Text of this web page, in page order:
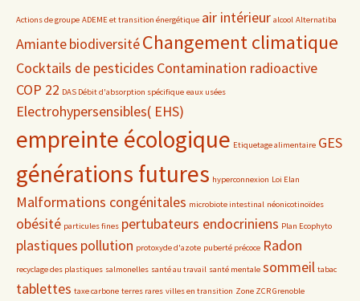
Actions de groupe ADEME et transition énergétique air intérieur alcool Alternatiba
AmiantebiodiversitéChangement climatique
Cocktails de pesticides Contamination radioactive
COP 22 DAS Débit d'absorption spécifique eaux usées
Electrohypersensibles( EHS)
empreinte écologique Etiquetage alimentaire GES
générations futures hyperconnexion Loi Elan
Malformations congénitales microbiote intestinal néonicotinoïdes
obésité particules fines pertubateurs endocriniens Plan Ecophyto
plastiques pollution protoxyde d'azote puberté précoce Radon
recyclage des plastiques salmonelles santé au travail santé mentale sommeil tabac
tablettes taxe carbone terres rares villes en transition Zone ZCR Grenoble